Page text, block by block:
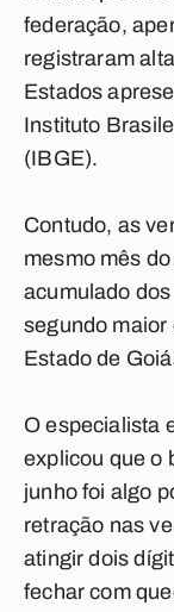
federação,
registraram
Estados
Instituto
(IBGE).
Contudo, as
mesmo mês
acumulado
segundo maior
Estado de
O especialista
explicou que o
junho foi algo
retração nas
atingir dois
fechar com